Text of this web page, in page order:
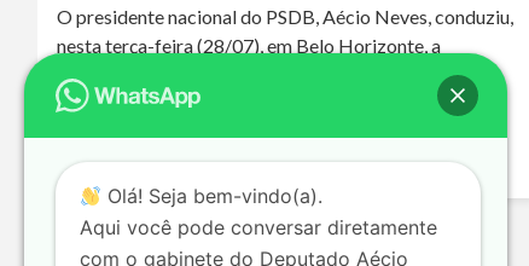
O presidente nacional do PSDB, Aécio Neves, conduziu,
nesta terça-feira (28/07), em Belo Horizonte, a
convenção em Minas Gerais da Federação
PSDB/Cidadania que homologou as candidaturas que
serão apresentadas para…
Leia mais >>
Olá! Seja bem-vindo(a).
Aqui você pode conversar diretamente
com o gabinete do Deputado Aécio